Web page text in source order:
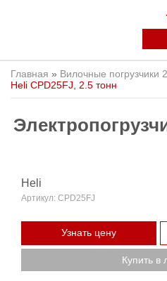
Главная » Вилочные погрузчики
Heli CPD25FJ, 2.5 тонн
Heli
Артикул: CPD25FJ
Узнать цену
Купить в